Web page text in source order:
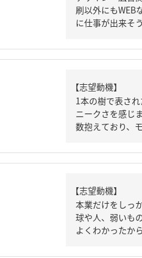
刷以外にもWEB
に仕事が出来そ
【志望動機】
1本の樹で表さ
ニークさを感じ
数抱えており、
【志望動機】
本業だけをしっ
球や人、弱いも
よくわかったか